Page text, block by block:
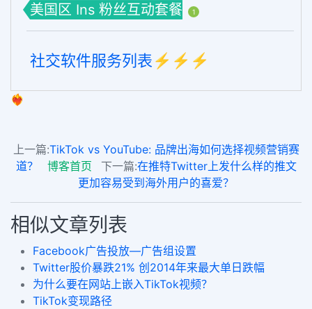
美国区 Ins 粉丝互动套餐 1
社交软件服务列表⚡️⚡️⚡️
❤️‍🔥
上一篇:TikTok vs YouTube: 品牌出海如何选择视频营销赛
道？
博客首页 下一篇:在推特Twitter上发什么样的推文
更加容易受到海外用户的喜爱？
相似文章列表
Facebook广告投放—广告组设置
Twitter股价暴跌21% 创2014年来最大单日跌幅
为什么要在网站上嵌入TikTok视频？
TikTok变现路径